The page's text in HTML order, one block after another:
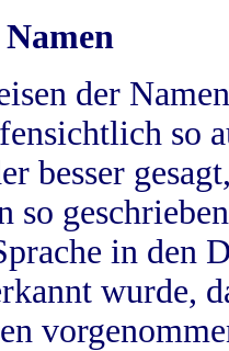
der
so
besser
so
in
wurde,